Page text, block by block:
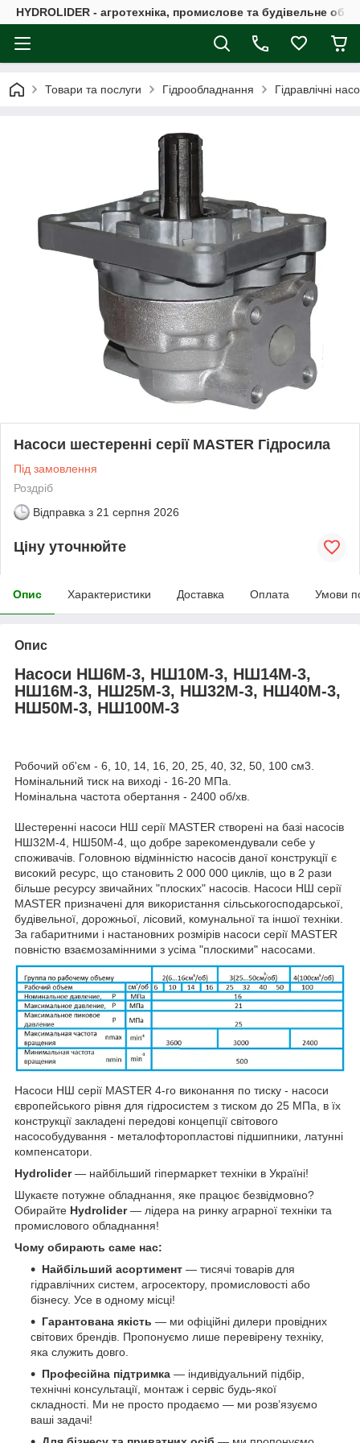
HYDROLIDER - агротехніка, промислове та будівельне
Товари та послуги Гідрообладнання Гідравлічні
Насоси шестеренні серії MASTER Гідросила
Під замовлення
Роздріб
Відправка з 21 серпня 2026
Ціну уточнюйте
Опис Характеристики Доставка Оплата Умови
Опис
Насоси НШ6М-3, НШ10М-3, НШ14М-3,
НШ16М-3, НШ25М-3, НШ32М-3, НШ40М-3,
НШ50М-3, НШ100М-3
Робочий об'єм - 6, 10, 14, 16, 20, 25, 40, 32, 50, 100 см3
Номінальний тиск на виході - 16-20 МПа.
Номінальна частота обертання - 2400 об/хв.
Шестеренні насоси НШ серії MASTER створені на базі насосів
НШ32М-4, НШ50М-4, що добре зарекомендували себе у
споживачів. Головною відмінністю насосів даної конструкції є
високий ресурс, що становить 2 000 000 циклів, що в 2 рази
більше ресурсу звичайних "плоских" насосів. Насоси НШ серії
MASTER призначені для використання сільськогосподарської,
будівельної, дорожньої, лісовий, комунальної та іншої техніки.
За габаритними і настановних розмірів насоси серії MASTER
повністю взаємозамінними з усіма "плоскими" насосами.
Насоси НШ серії MASTER 4-го виконання по тиску - насоси
європейського рівня для гідросистем з тиском до 25 МПа, в їх
конструкції закладені передові концепції світового
насособудування - металофторопластові підшипники, латунні
компенсатори.
Hydrolider— найбільший гіпермаркет техніки в Україні!
Шукаєте потужне обладнання, яке працює безвідмовно?
Обирайте Hydrolider— лідера на ринку аграрної техніки та
промислового обладнання!
Чому обирають саме нас:
Найбільший асортимент — тисячі товарів для
гідравлічних систем, агросектору, промисловості або
бізнесу. Усе в одному місці!
Гарантована якість — ми офіційні дилери провідних
світових брендів. Пропонуємо лише перевірену техніку,
яка служить довго.
Професійна підтримка — індивідуальний підбір,
технічні консультації, монтаж і сервіс будь-якої
складності. Ми не просто продаємо — ми розв’язуємо
ваші задачі!